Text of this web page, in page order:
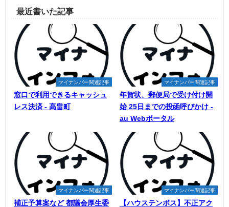
最近書いた記事
マイナンバー関連記事
窓口で利用できるキャッシュ
レス決済 - 高畠町
マイナンバー関連記事
年賀状、郵便局で受け付け開
始 25日までの投函呼びかけ -
au Webポータル
マイナンバー関連記事
補正予算案など 都議会厚生委
マイナンバー関連記事
【ハウステンボス】不正アク